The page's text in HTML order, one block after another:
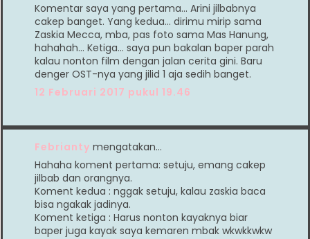
Komentar saya yang pertama... Arini jilbabnya
cakep banget. Yang kedua... dirimu mirip sama
Zaskia Mecca, mba, pas foto sama Mas Hanung,
hahahah... Ketiga... saya pun bakalan baper parah
kalau nonton film dengan jalan cerita gini. Baru
denger OST-nya yang jilid 1 aja sedih banget.
12 Februari 2017 pukul 19.46
Febrianty mengatakan…
Hahaha koment pertama: setuju, emang cakep
jilbab dan orangnya.
Koment kedua : nggak setuju, kalau zaskia baca
bisa ngakak jadinya.
Koment ketiga : Harus nonton kayaknya biar
baper juga kayak saya kemaren mbak wkwkkwkw